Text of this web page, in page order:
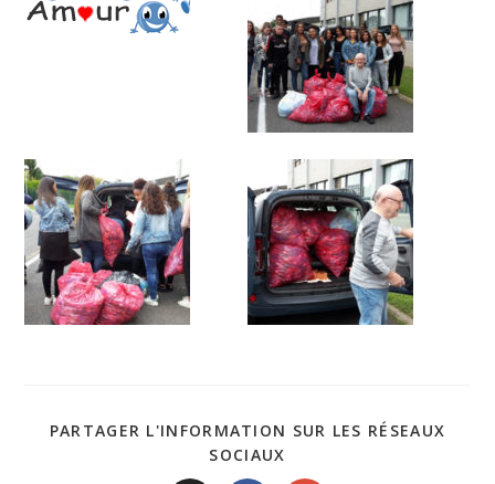
PARTAGER L'INFORMATION SUR LES RÉSEAUX
SOCIAUX